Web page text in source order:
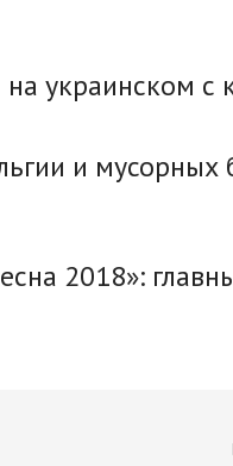
украинском с
и мусорных
2018»: